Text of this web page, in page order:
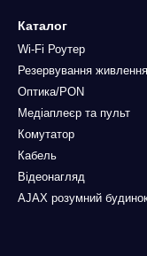
Каталог
Wi-Fi Роутер
Резервування живлення
Оптика/PON
Медіаплеєр та пульт
Комутатор
Кабель
Відеонагляд
AJAX розумний